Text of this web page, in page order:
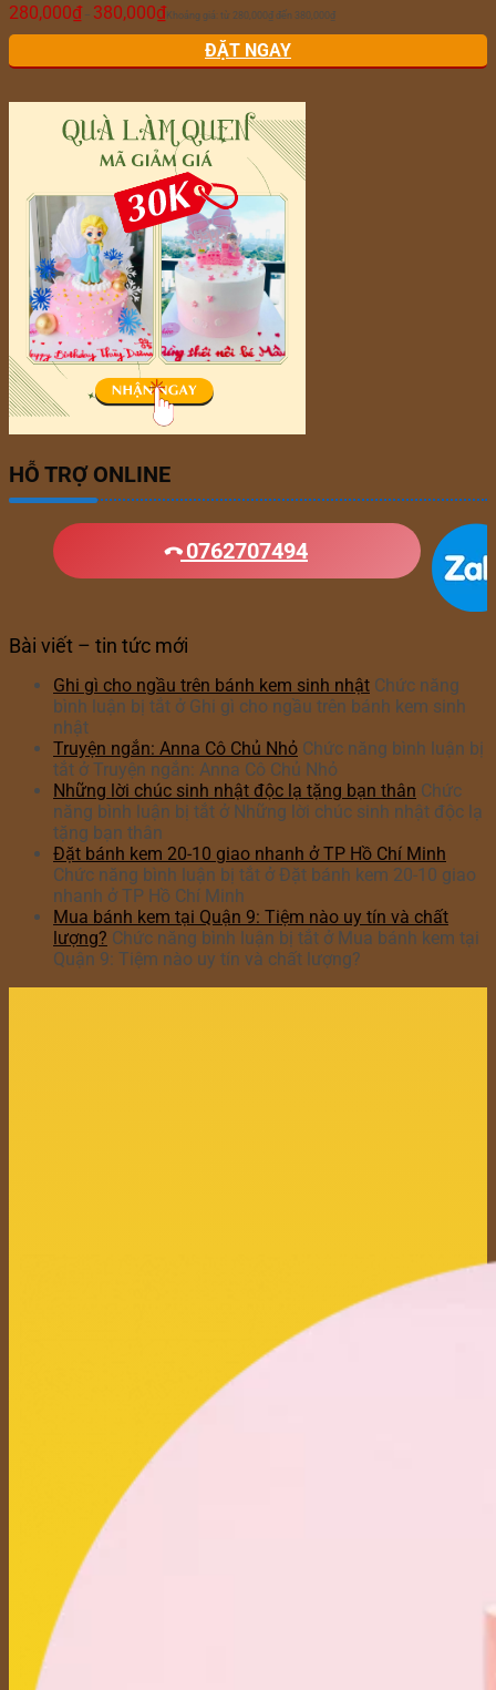
280,000₫ – 380,000₫ Khoảng giá: từ 280,000₫ đến 380,000₫
ĐẶT NGAY
HỖ TRỢ ONLINE
0762707494
Bài viết – tin tức mới
Ghi gì cho ngầu trên bánh kem sinh nhật Chức năng
bình luận bị tắt ở Ghi gì cho ngầu trên bánh kem sinh
nhật
Truyện ngắn: Anna Cô Chủ Nhỏ Chức năng bình luận bị
tắt ở Truyện ngắn: Anna Cô Chủ Nhỏ
Những lời chúc sinh nhật độc lạ tặng bạn thân Chức
năng bình luận bị tắt ở Những lời chúc sinh nhật độc lạ
tặng bạn thân
Đặt bánh kem 20-10 giao nhanh ở TP Hồ Chí Minh
Chức năng bình luận bị tắt ở Đặt bánh kem 20-10 giao
nhanh ở TP Hồ Chí Minh
Mua bánh kem tại Quận 9: Tiệm nào uy tín và chất
lượng? Chức năng bình luận bị tắt ở Mua bánh kem tại
Quận 9: Tiệm nào uy tín và chất lượng?